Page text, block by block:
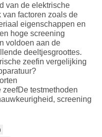
van de elektrische
factoren zoals de
eigenschappen en
hoge screening
voldoen aan de
deeltjesgroottes.
zeefin vergelijking
zeefDe testmethoden
screening